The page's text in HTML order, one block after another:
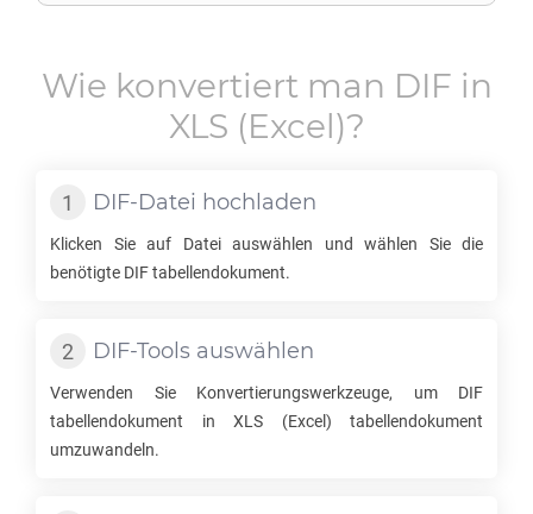
Wie konvertiert man DIF in
XLS (Excel)?
DIF-Datei hochladen
Klicken Sie auf Datei auswählen und wählen Sie die
benötigte DIFtabellendokument.
DIF-Tools auswählen
Verwenden Sie Konvertierungswerkzeuge, um DIF
tabellendokument in XLS (Excel) tabellendokument
umzuwandeln.